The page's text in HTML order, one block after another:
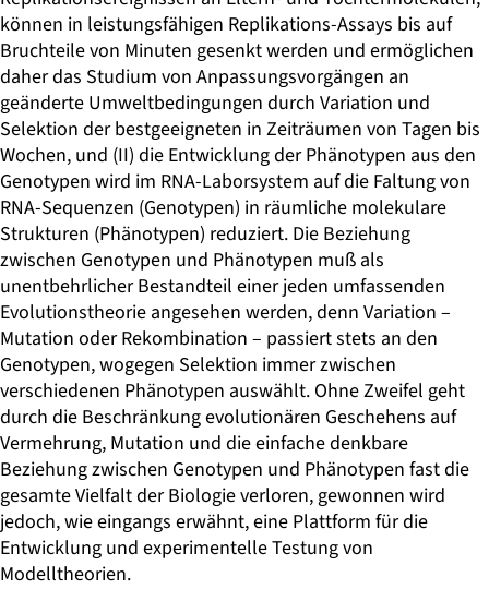
können in leistungsfähigen Replikations-Assays bis auf
Bruchteile von Minuten gesenkt werden und ermöglichen
daher das Studium von Anpassungsvorgängen an
geänderte Umweltbedingungen durch Variation und
Selektion der bestgeeigneten in Zeiträumen von Tagen bis
Wochen, und (II) die Entwicklung der Phänotypen aus den
Genotypen wird im RNA-Laborsystem auf die Faltung von
RNA-Sequenzen (Genotypen) in räumliche molekulare
Strukturen (Phänotypen) reduziert. Die Beziehung
zwischen Genotypen und Phänotypen muß als
unentbehrlicher Bestandteil einer jeden umfassenden
Evolutionstheorie angesehen werden, denn Variation –
Mutation oder Rekombination – passiert stets an den
Genotypen, wogegen Selektion immer zwischen
verschiedenen Phänotypen auswählt. Ohne Zweifel geht
durch die Beschränkung evolutionären Geschehens auf
Vermehrung, Mutation und die einfache denkbare
Beziehung zwischen Genotypen und Phänotypen fast die
gesamte Vielfalt der Biologie verloren, gewonnen wird
jedoch, wie eingangs erwähnt, eine Plattform für die
Entwicklung und experimentelle Testung von
Modelltheorien.